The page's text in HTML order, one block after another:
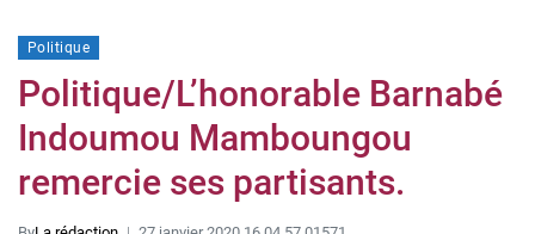
Politique
Politique/L’honorable Barnabé
Indoumou Mamboungou
remercie ses partisants.